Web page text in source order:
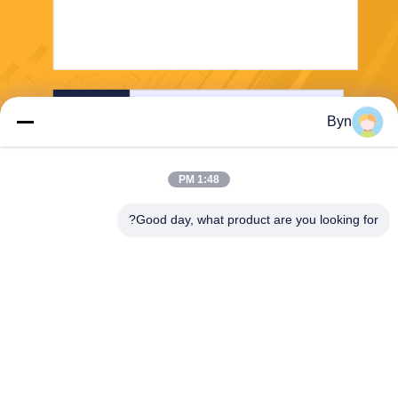
Byn
1:48 PM
Good day, what product are you looking for?